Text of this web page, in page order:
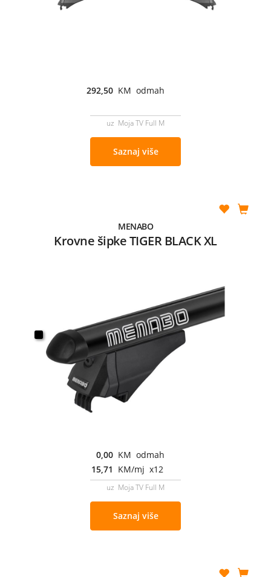
292,50 KM odmah
uz Moja TV Full M
Saznaj više
MENABO
Krovne šipke TIGER BLACK XL
0,00 KM odmah
15,71 KM/mj x12
uz Moja TV Full M
Saznaj više